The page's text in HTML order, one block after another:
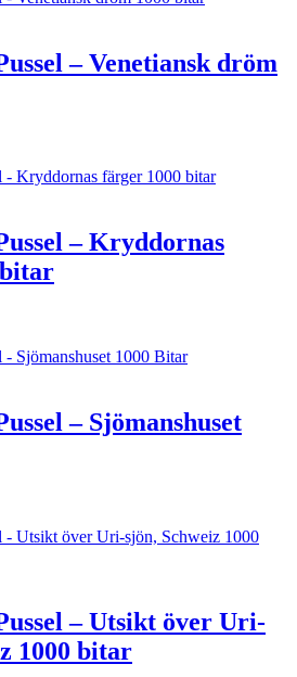
– Venetiansk dröm
– Kryddornas
– Sjömanshuset
– Utsikt över Uri-
1000 bitar